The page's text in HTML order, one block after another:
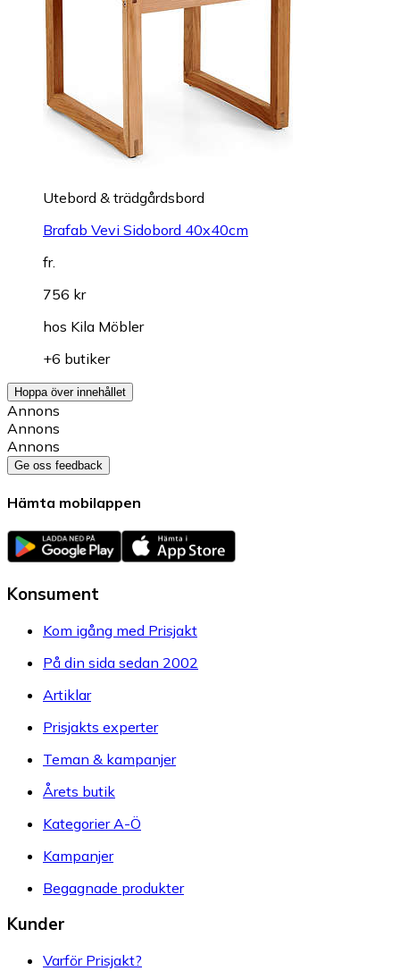
Utebord & trädgårdsbord
Brafab Vevi Sidobord 40x40cm
fr.
756 kr
hos Kila Möbler
+6 butiker
Hoppa över innehållet
Annons
Annons
Annons
Ge oss feedback
Hämta mobilappen
Konsument
Kom igång med Prisjakt
På din sida sedan 2002
Artiklar
Prisjakts experter
Teman & kampanjer
Årets butik
Kategorier A-Ö
Kampanjer
Begagnade produkter
Kunder
Varför Prisjakt?